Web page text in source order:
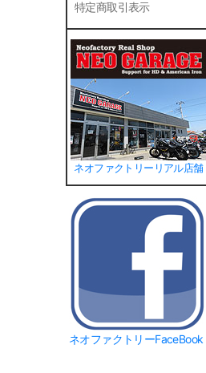
特定商取引表示
ネオファクトリーリアル店舗
ネオファクトリーFaceBook